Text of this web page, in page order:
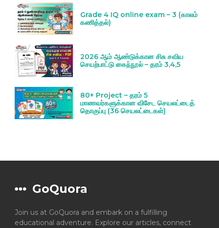
Grade 4 IQ online exam – 3 (காலம்
கணித்தல்)
2026 ஆம் ஆண்டுக்கான சிசு சவிய
செயற்பாட்டு கைந்நூல் – தரம் 3,4,5
80+ Project – தரம் 5
மாணவர்களுக்கான விசேட செயலட்டைத்
தொகுப்பு (36 செயலட்டைகள்)
GoQuora
Join us at GoQuora and embark on a fulfilling
educational adventure. Explore our articles, connect